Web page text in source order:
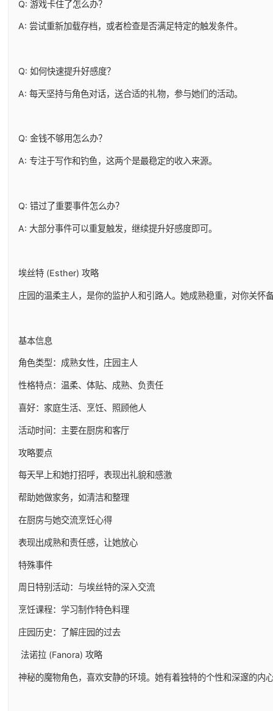
Q: 游戏卡住了怎么办？
A: 尝试重新加载存档，或者检查是否满足特定的触发条件。
Q: 如何快速提升好感度？
A: 每天坚持与角色对话，送合适的礼物，参与她们的活动。
Q: 金钱不够用怎么办？
A: 专注于写作和钓鱼，这两个是最稳定的收入来源。
Q: 错过了重要事件怎么办？
A: 大部分事件可以重复触发，继续提升好感度即可。
埃丝特 (Esther) 攻略
庄园的温柔主人，是你的监护人和引路人。她成熟稳重，对你关怀
基本信息
角色类型：成熟女性，庄园主人
性格特点：温柔、体贴、成熟、负责任
喜好：家庭生活、烹饪、照顾他人
活动时间：主要在厨房和客厅
攻略要点
每天早上和她打招呼，表现出礼貌和感激
帮助她做家务，如清洁和整理
在厨房与她交流烹饪心得
表现出成熟和责任感，让她放心
特殊事件
周日特别活动：与埃丝特的深入交流
烹饪课程：学习制作特色料理
庄园历史：了解庄园的过去
法诺拉 (Fanora) 攻略
神秘的魔物角色，喜欢安静的环境。她有着独特的个性和深邃的内